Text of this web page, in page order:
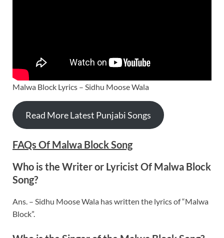
Malwa Block Lyrics – Sidhu Moose Wala
Read More Latest Punjabi Songs
FAQs Of Malwa Block Song
Who is the Writer or Lyricist Of Malwa Block
Song?
Ans. – Sidhu Moose Wala has written the lyrics of “Malwa
Block”.